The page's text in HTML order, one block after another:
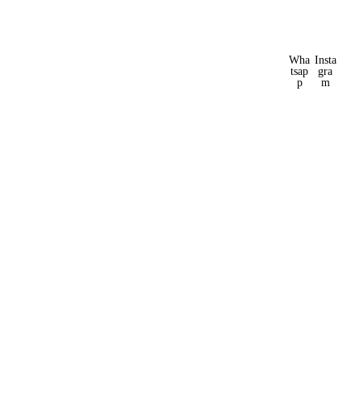
Wha
tsap
p
Insta
gra
m